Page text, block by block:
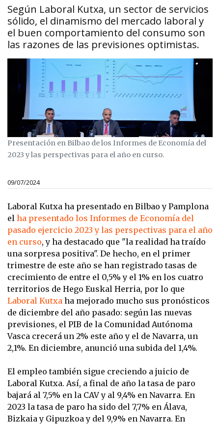
Según Laboral Kutxa, un sector de servicios
sólido, el dinamismo del mercado laboral y
el buen comportamiento del consumo son
las razones de las previsiones optimistas.
Presentación en Bilbao de los Informes de Economía del
2023 y las perspectivas para el año en curso.
09/07/2024
Laboral Kutxa ha presentado en Bilbao y Pamplona
el ha presentado los Informes de Economía del
pasado ejercicio 2023 y las perspectivas para el año
en curso, y ha destacado que "la realidad ha traído
una sorpresa positiva". De hecho, en el primer
trimestre de este año se han registrado tasas de
crecimiento de entre el 0,5% y el 1% en los cuatro
territorios de Hego Euskal Herria, por lo que
Laboral Kutxa ha mejorado mucho sus pronósticos
de diciembre del año pasado: según las nuevas
previsiones, el PIB de la Comunidad Autónoma
Vasca crecerá un 2% este año y el de Navarra, un
2,1%. En diciembre, anunció una subida del 1,4%.
El empleo también sigue creciendo a juicio de
Laboral Kutxa. Así, a final de año la tasa de paro
bajará al 7,5% en la CAV y al 9,4% en Navarra. En
2023 la tasa de paro ha sido del 7,7% en Álava,
Bizkaia y Gipuzkoa y del 9,9% en Navarra. En